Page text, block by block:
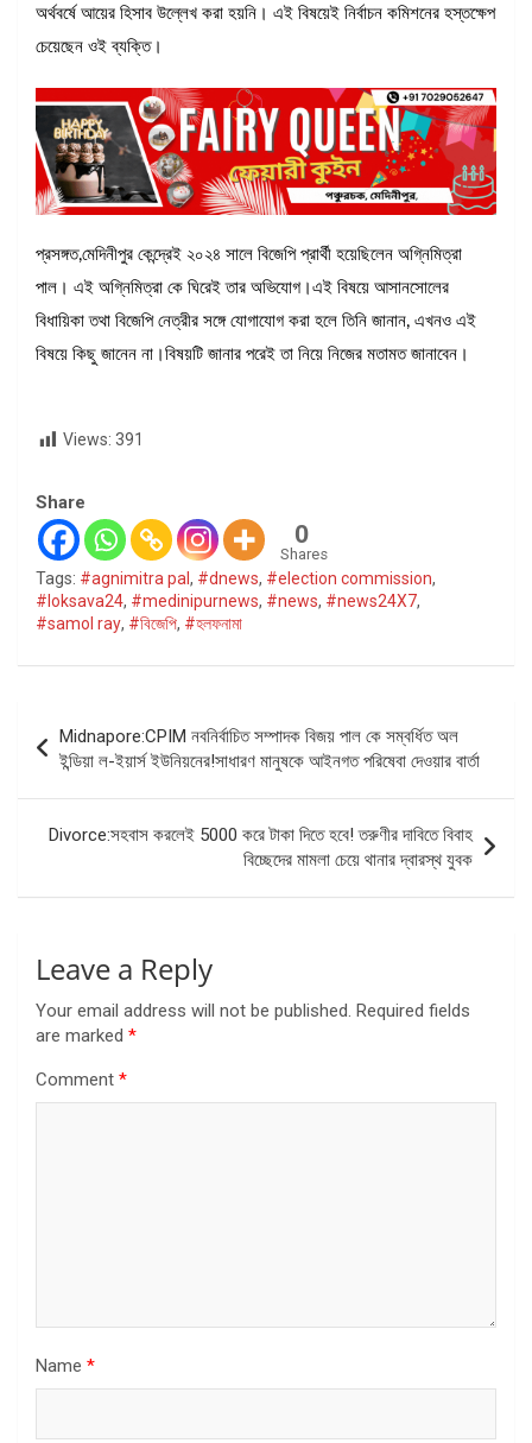
অর্থবর্ষে আয়ের হিসাব উল্লেখ করা হয়নি। এই বিষয়েই নির্বাচন কমিশনের হস্তক্ষেপ
চেয়েছেন ওই ব্যক্তি।
প্রসঙ্গত,মেদিনীপুর কেন্দ্রেই ২০২৪ সালে বিজেপি প্রার্থী হয়েছিলেন অগ্নিমিত্রা
পাল। এই অগ্নিমিত্রা কে ঘিরেই তার অভিযোগ।এই বিষয়ে আসানসোলের
বিধায়িকা তথা বিজেপি নেত্রীর সঙ্গে যোগাযোগ করা হলে তিনি জানান, এখনও এই
বিষয়ে কিছু জানেন না।বিষয়টি জানার পরেই তা নিয়ে নিজের মতামত জানাবেন।
Views: 391
Share
0
Shares
Tags: #agnimitra pal, #dnews, #election commission,
#loksava24, #medinipurnews, #news, #news24X7,
#samol ray, #বিজেপি, #হলফনামা
navigation
Midnapore:CPIM নবনির্বাচিত সম্পাদক বিজয় পাল কে সম্বর্ধিত অল
ইন্ডিয়া ল-ইয়ার্স ইউনিয়নের!সাধারণ মানুষকে আইনগত পরিষেবা দেওয়ার বার্তা
Divorce:সহবাস করলেই 5000 করে টাকা দিতে হবে! তরুণীর দাবিতে বিবাহ
বিচ্ছেদের মামলা চেয়ে থানার দ্বারস্থ যুবক
Leave a Reply
Your email address will not be published. Required fields
are marked *
Comment *
Name *